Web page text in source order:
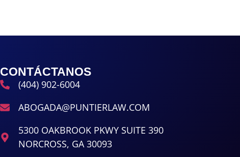
CONTÁCTANOS
(404) 902-6004
ABOGADA@PUNTIERLAW.COM
5300 OAKBROOK PKWY SUITE 390
NORCROSS, GA 30093